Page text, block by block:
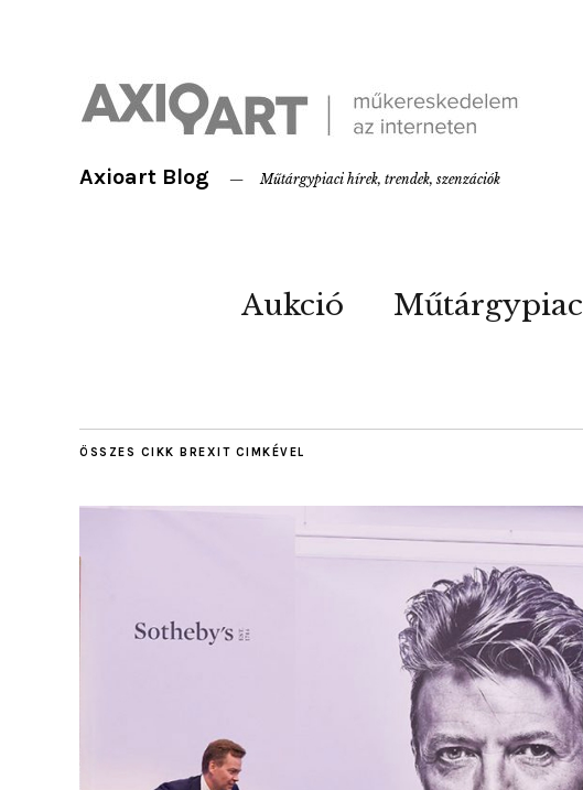
Axioart Blog Műtárgypiaci hírek, trendek, szenzációk
Aukció Műtárgypiac
ÖSSZES CIKK BREXIT CIMKÉVEL